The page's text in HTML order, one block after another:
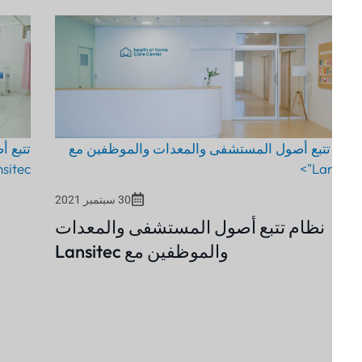
أصول المستشفى والمعدات والموظفين مع
نظام تتبع أصول المستشفى والمعدات
والموظفين مع Lansitec
تتبع
Lansitec">